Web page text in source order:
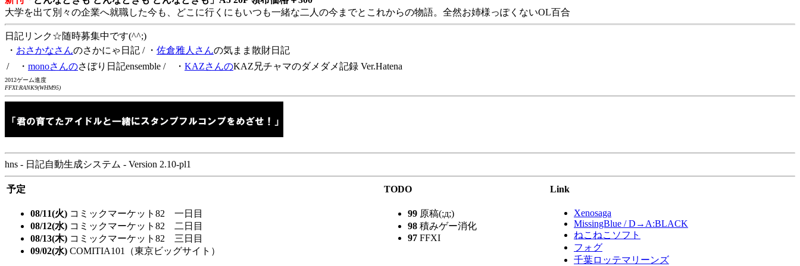
大学を出て別々の企業へ就職した今も、どこに行くにもいつも一緒な二人の今までとこれからの物語。全然お姉様っぽくないOL百合
日記リンク☆随時募集中です(^^;)
・ おさかなさんのさかにゃ日記 / ・ 佐倉雅人さんの気まま散財日記
/ ・ monoさんのさぼり日記ensemble / ・ KAZさんのKAZ兄チャマのダメダメ記録 Ver.Hatena
2012ゲーム進度
FFXI:RANK9(WHM95)
hns - 日記自動生成システム - Version 2.10-pl1
予定 TODO Link
08/11(火) コミックマーケット82 一日目
08/12(水) コミックマーケット82 二日目
08/13(木) コミックマーケット82 三日目
09/02(水) COMITIA101（東京ビッグサイト）
99 原稿(;д;)
98 積みゲー消化
97 FFXI
Xenosaga
MissingBlue / D→A:BLACK
ねこねこソフト
フォグ
千葉ロッテマリーンズ